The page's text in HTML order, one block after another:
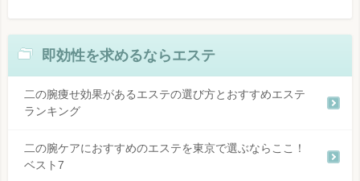
即効性を求めるならエステ
二の腕痩せ効果があるエステの選び方とおすすめエステ
ランキング
二の腕ケアにおすすめのエステを東京で選ぶならここ！
ベスト7